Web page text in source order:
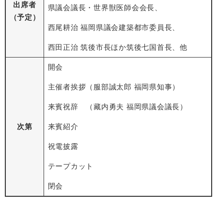
出席者
（予定）
県議会議長・世界獣医師会会長、
西尾耕治 福岡県議会建築都市委員長、
西田正治 筑後市長ほか筑後七国首長、他
次第
開会
主催者挨拶（服部誠太郎 福岡県知事）
来賓祝辞 （藏内勇夫 福岡県議会議長）
来賓紹介
祝電披露
テープカット
閉会